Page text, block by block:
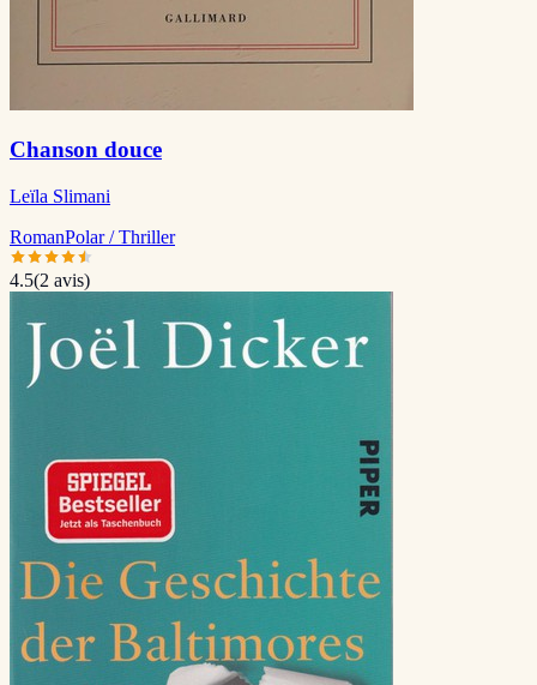
Chanson douce
Leïla Slimani
RomanPolar / Thriller
4.5(2 avis)